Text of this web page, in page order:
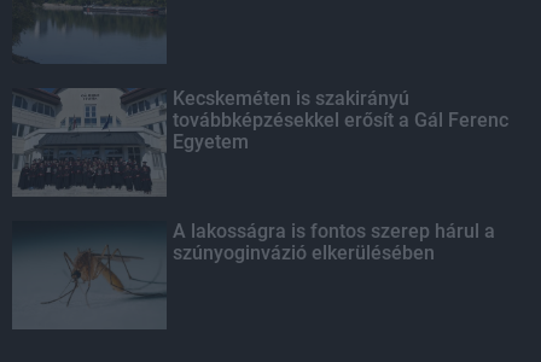
Kecskeméten is szakirányú
továbbképzésekkel erősít a Gál Ferenc
Egyetem
A lakosságra is fontos szerep hárul a
szúnyoginvázió elkerülésében